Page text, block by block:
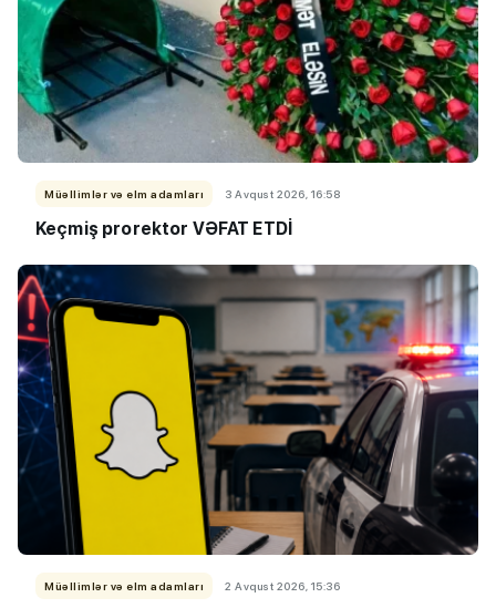
Müəllimlər və elm adamları 3 Avqust 2026, 16:58
Keçmiş prorektor VƏFAT ETDİ
Müəllimlər və elm adamları 2 Avqust 2026, 15:36